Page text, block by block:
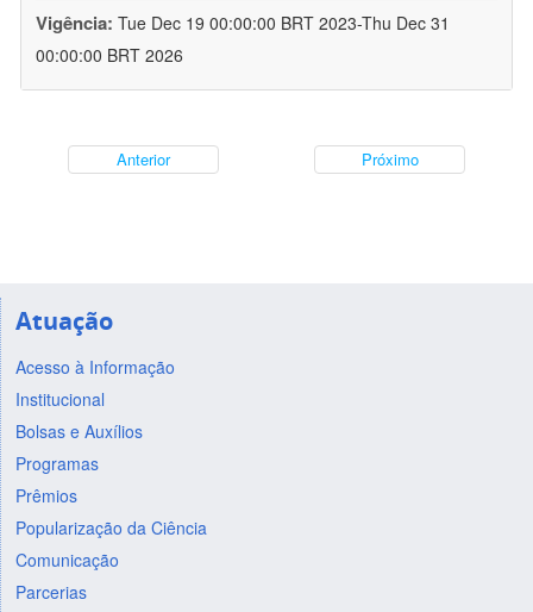
Vigência: Tue Dec 19 00:00:00 BRT 2023-Thu Dec 31
00:00:00 BRT 2026
Anterior Próximo
Atuação
Acesso à Informação
Institucional
Bolsas e Auxílios
Programas
Prêmios
Popularização da Ciência
Comunicação
Parcerias